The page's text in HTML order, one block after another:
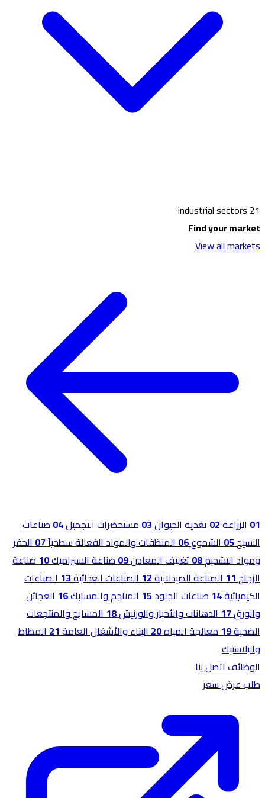
21 industrial sectors
Find your market
View all markets
01الزراعة02تغذية الحيوان03مستحضرات التجميل04صناعات
النسيج05الشموع06المنظفات والمواد الفعالة سطحياً07الحفر
ومواد التشحيم08تغليف المعادن09صناعة السيراميك10صناعة
الزجاج11الصناعة الصيدلانية12الصناعات الغذائية13الصناعات
الكيميائية14صناعات الجلود15المناجم والمسابك16العجائن
والورق17الدهانات والأحبار والورنيش18المسابح والمنتجعات
الصحية19معالجة المياه20البناء والأشغال العامة21المطاط
والبلاستيك
الوظائفاتصل بنا
طلب عرض سعر